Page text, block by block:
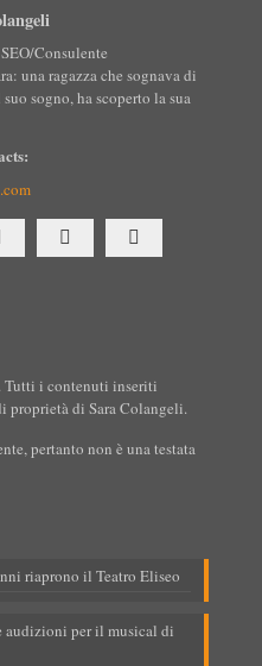
Consulente
una ragazza che sognava di
sogno, ha scoperto la sua
Tutti i contenuti inseriti
proprietà di Sara Colangeli.
pertanto non è una testata
riaprono il Teatro Eliseo
audizioni per il musical di